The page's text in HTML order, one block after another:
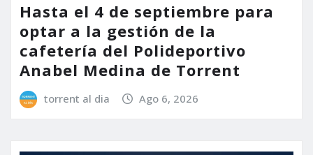
Hasta el 4 de septiembre para
optar a la gestión de la
cafetería del Polideportivo
Anabel Medina de Torrent
torrent al dia Ago 6, 2026